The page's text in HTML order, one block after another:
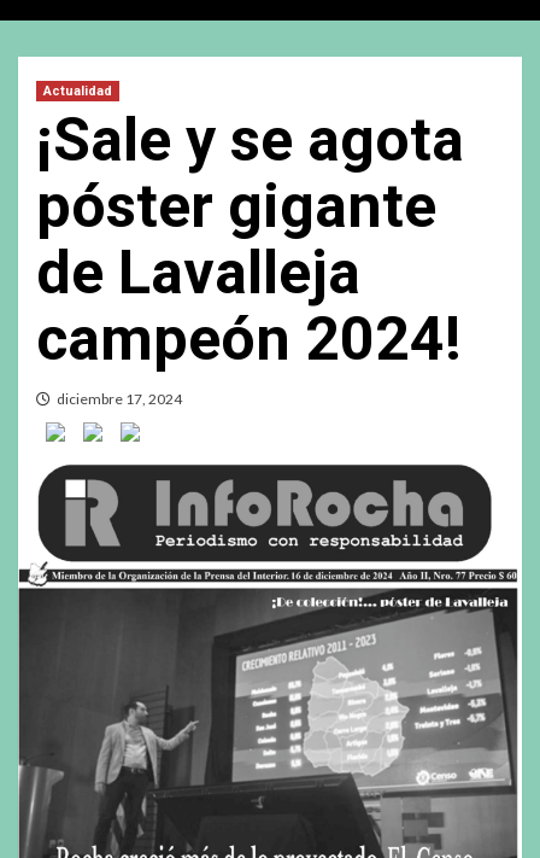
Actualidad
¡Sale y se agota
póster gigante
de Lavalleja
campeón 2024!
diciembre 17, 2024